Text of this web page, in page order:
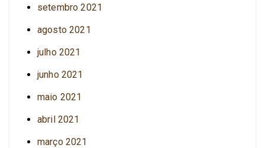
setembro 2021
agosto 2021
julho 2021
junho 2021
maio 2021
abril 2021
março 2021